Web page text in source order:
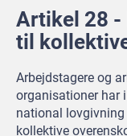
Artikel 28 -
til
Arbejdstagere og
organisationer har
national
kollektive